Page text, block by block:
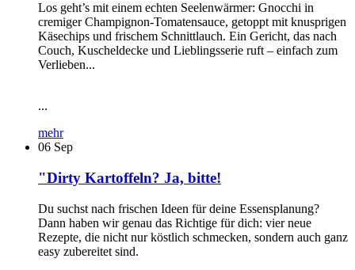
Los geht’s mit einem echten Seelenwärmer: Gnocchi in
cremiger Champignon-Tomatensauce, getoppt mit knusprigen
Käsechips und frischem Schnittlauch. Ein Gericht, das nach
Couch, Kuscheldecke und Lieblingsserie ruft – einfach zum
Verlieben...
...
mehr
06 Sep
"Dirty Kartoffeln? Ja, bitte!
Du suchst nach frischen Ideen für deine Essensplanung?
Dann haben wir genau das Richtige für dich: vier neue
Rezepte, die nicht nur köstlich schmecken, sondern auch ganz
easy zubereitet sind.